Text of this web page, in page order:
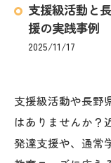
支援級活動と
援の実践事例
2025/11/17
支援級活動や長野
はありませんか？
発達支援や、通常